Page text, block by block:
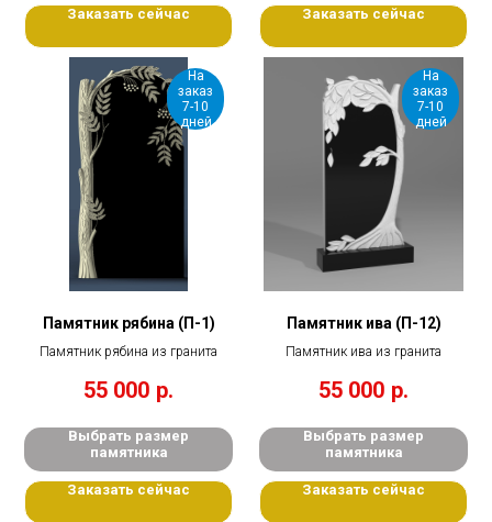
Заказать сейчас Заказать сейчас
На
заказ
7-10
дней
Памятник рябина (П-1)
Памятник рябина из гранита
55 000 р.
Выбрать размер
памятника
Заказать сейчас
На
заказ
7-10
дней
Памятник ива (П-12)
Памятник ива из гранита
55 000 р.
Выбрать размер
памятника
Заказать сейчас